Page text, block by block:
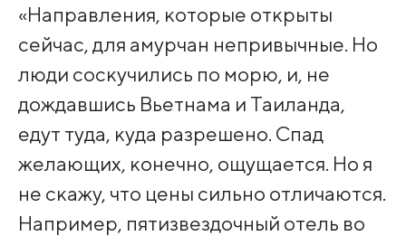
«Направления, которые открыты
сейчас, для амурчан непривычные. Но
люди соскучились по морю, и, не
дождавшись Вьетнама и Таиланда,
едут туда, куда разрешено. Спад
желающих, конечно, ощущается. Но я
не скажу, что цены сильно отличаются.
Например, пятизвездочный отель во